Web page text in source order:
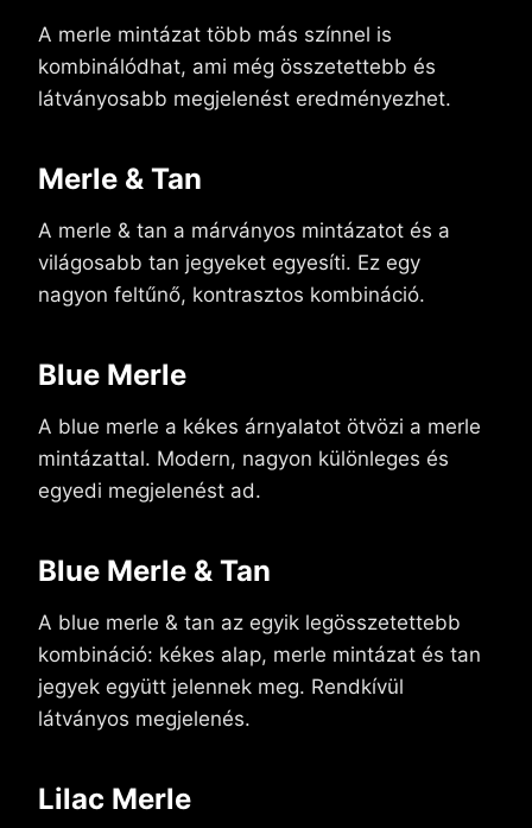
A merle mintázat több más színnel is
kombinálódhat, ami még összetettebb és
látványosabb megjelenést eredményezhet.
Merle & Tan
A merle & tan a márványos mintázatot és a
világosabb tan jegyeket egyesíti. Ez egy
nagyon feltűnő, kontrasztos kombináció.
Blue Merle
A blue merle a kékes árnyalatot ötvözi a merle
mintázattal. Modern, nagyon különleges és
egyedi megjelenést ad.
Blue Merle & Tan
A blue merle & tan az egyik legösszetettebb
kombináció: kékes alap, merle mintázat és tan
jegyek együtt jelennek meg. Rendkívül
látványos megjelenés.
Lilac Merle